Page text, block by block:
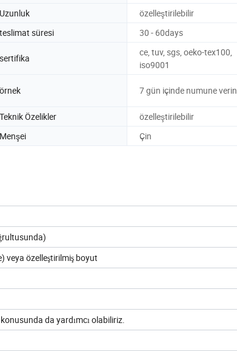
Uzunluk
özelleştirilebilir
teslimat süresi 30 - 60days
sertifika
ce, tuv, sgs, oeko-tex100,
iso9001
örnek 7 gün içinde numune verin
Teknik Özelikler
özelleştirilebilir
Menşei
Çin
veya özelleştirilmiş boyut
da yardımcı olabiliriz.